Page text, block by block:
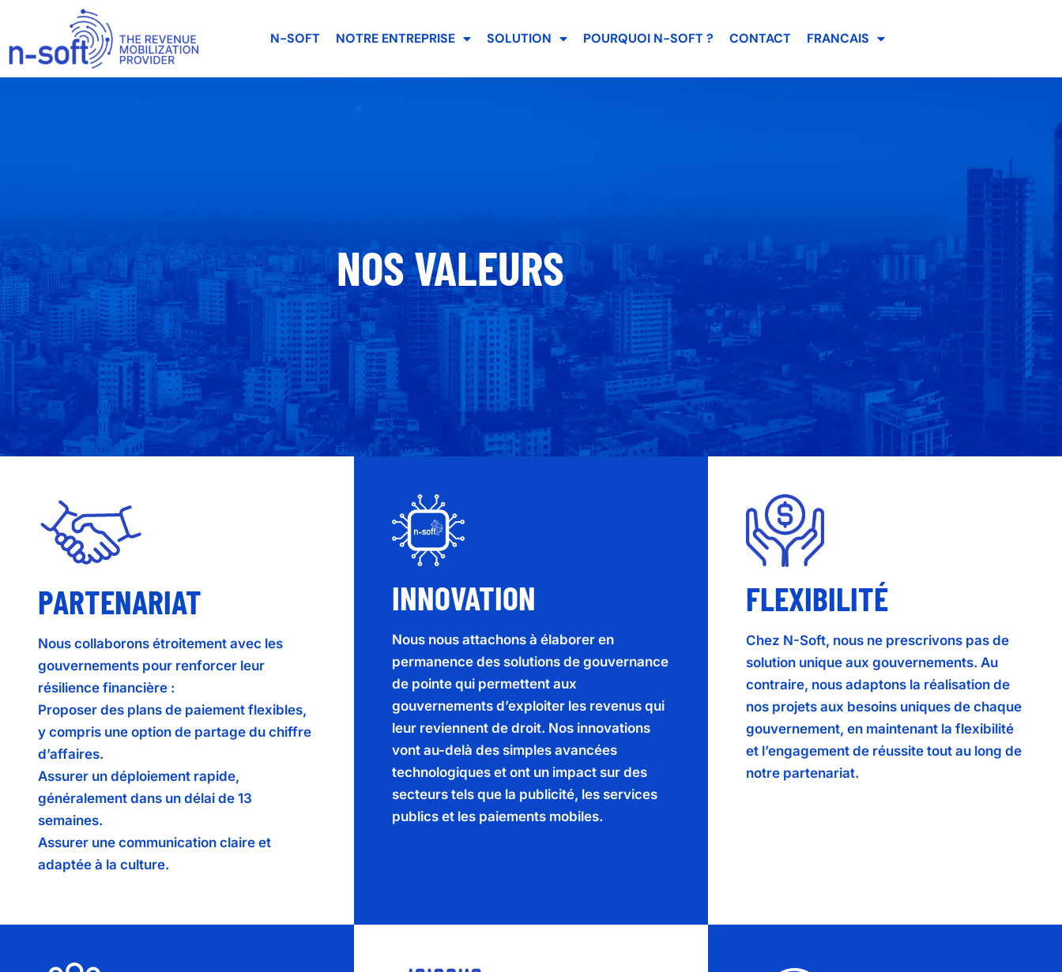
N-SOFT NOTRE ENTREPRISE SOLUTION POURQUOI N-SOFT ? CONTACT FRANCAIS
NOS VALEURS
PARTENARIAT
Nous collaborons étroitement avec les
gouvernements pour renforcer leur
résilience financière :
Proposer des plans de paiement flexibles,
y compris une option de partage du chiffre
d’affaires.
Assurer un déploiement rapide,
généralement dans un délai de 13
semaines.
Assurer une communication claire et
adaptée à la culture.
INNOVATION
Nous nous attachons à élaborer en
permanence des solutions de gouvernance
de pointe qui permettent aux
gouvernements d’exploiter les revenus qui
leur reviennent de droit. Nos innovations
vont au-delà des simples avancées
technologiques et ont un impact sur des
secteurs tels que la publicité, les services
publics et les paiements mobiles.
FLEXIBILITÉ
Chez N-Soft, nous ne prescrivons pas de
solution unique aux gouvernements. Au
contraire, nous adaptons la réalisation de
nos projets aux besoins uniques de chaque
gouvernement, en maintenant la flexibilité
et l’engagement de réussite tout au long de
notre partenariat.